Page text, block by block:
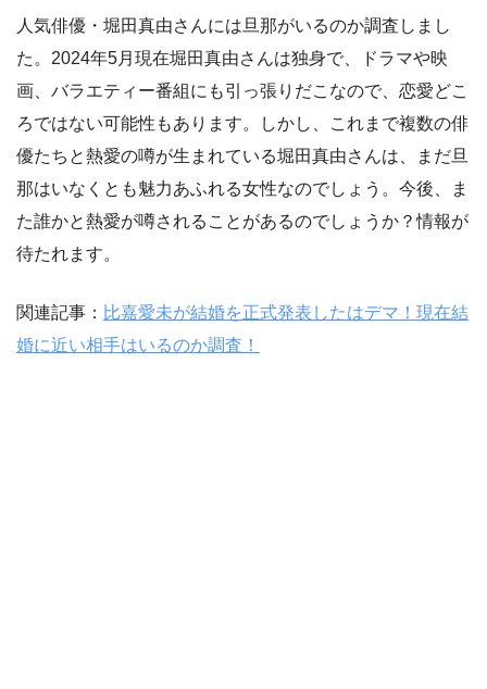
人気俳優・堀田真由さんには旦那がいるのか調査しまし
た。2024年5月現在堀田真由さんは独身で、ドラマや映
画、バラエティー番組にも引っ張りだこなので、恋愛どこ
ろではない可能性もあります。しかし、これまで複数の俳
優たちと熱愛の噂が生まれている堀田真由さんは、まだ旦
那はいなくとも魅力あふれる女性なのでしょう。今後、ま
た誰かと熱愛が噂されることがあるのでしょうか？情報が
待たれます。
関連記事： 比嘉愛未が結婚を正式発表したはデマ！現在結
婚に近い相手はいるのか調査！